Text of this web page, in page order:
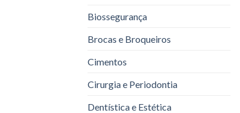
Biossegurança
Brocas e Broqueiros
Cimentos
Cirurgia e Periodontia
Dentística e Estética